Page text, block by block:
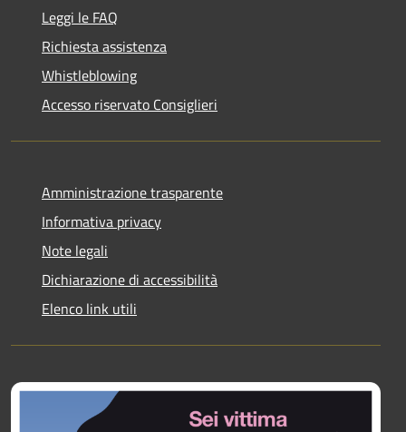
Leggi le FAQ
Richiesta assistenza
Whistleblowing
Accesso riservato Consiglieri
Amministrazione trasparente
Informativa privacy
Note legali
Dichiarazione di accessibilità
Elenco link utili